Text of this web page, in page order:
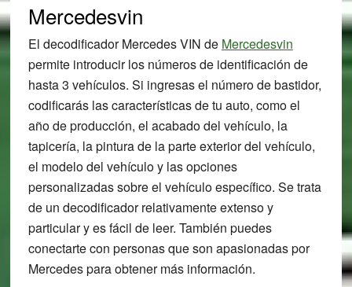
Mercedesvin
El decodificador Mercedes VIN de Mercedesvin
permite introducir los números de identificación de
hasta 3 vehículos. Si ingresas el número de bastidor,
codificarás las características de tu auto, como el
año de producción, el acabado del vehículo, la
tapicería, la pintura de la parte exterior del vehículo,
el modelo del vehículo y las opciones
personalizadas sobre el vehículo específico. Se trata
de un decodificador relativamente extenso y
particular y es fácil de leer. También puedes
conectarte con personas que son apasionadas por
Mercedes para obtener más información.